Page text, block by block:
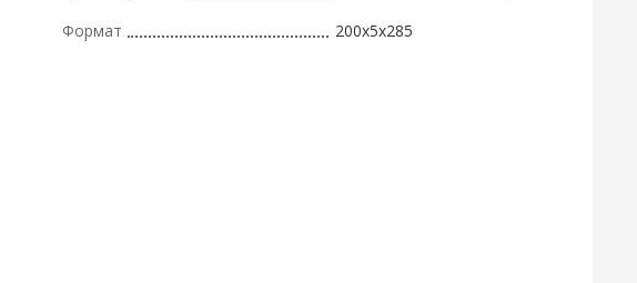
Формат 200x5x285